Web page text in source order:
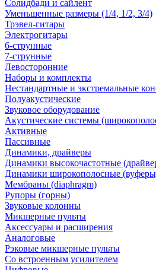
Солидбади и сайлент
Уменьшенные размеры (1/4, 1/2, 3/4)
Трэвел-гитары
Электрогитары
6-струнные
7-струнные
Левосторонние
Наборы и комплекты
Нестандартные и экстремальные
Полуакустические
Звуковое оборудование
Акустические системы
Активные
Пассивные
Динамики, драйверы
Динамики высокочастотные
Динамики широкополосные
Мембраны (diaphragm)
Рупоры (горны)
Звуковые колонны
Микшерные пульты
Аксессуары и расширения
Аналоговые
Рэковые микшерные пульты
Со встроенным усилителем